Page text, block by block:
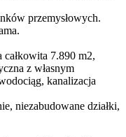
przemysłowych.
7.890 m2,
z własnym
kanalizacja
niezabudowane działki,